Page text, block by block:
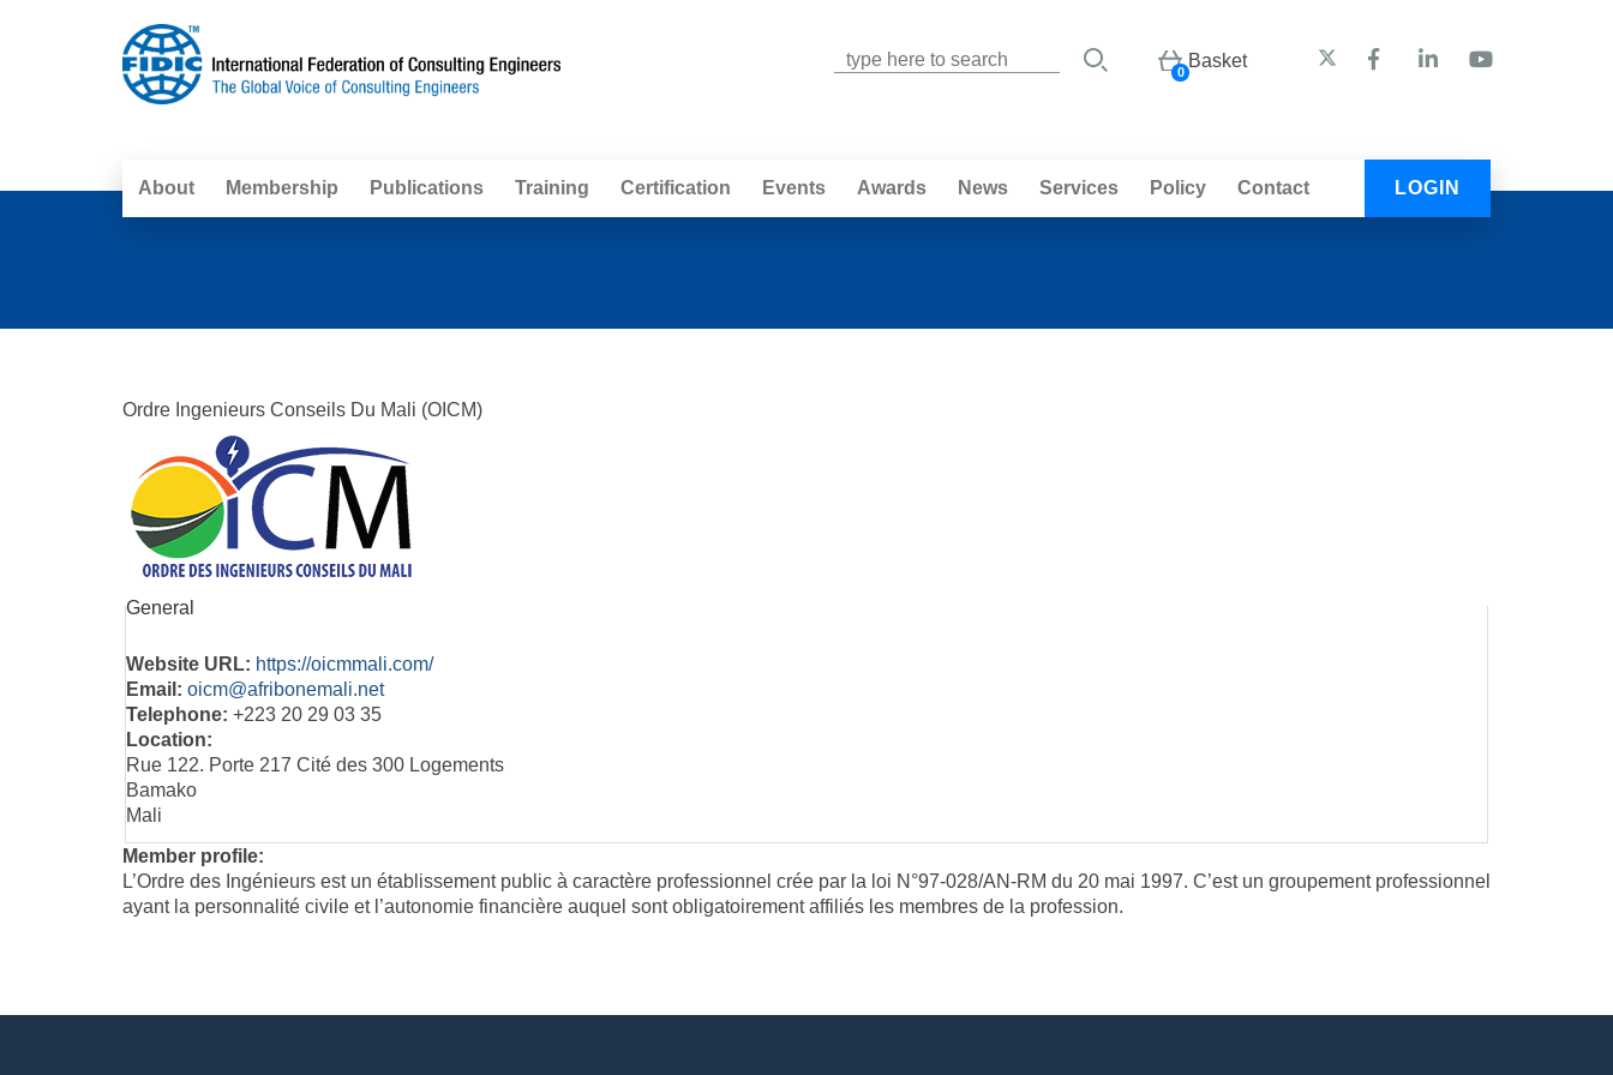
Basket
0
About Membership Publications Training Certification Events Awards News Services Policy Contact LOGIN
Ordre Ingenieurs Conseils Du Mali (OICM)
General
Website URL: https://oicmmali.com/
Email: oicm@afribonemali.net
Telephone: +223 20 29 03 35
Location:
Rue 122. Porte 217 Cité des 300 Logements
Bamako
Mali
Member profile:
L’Ordre des Ingénieurs est un établissement public à caractère professionnel crée par la loi N°97-028/AN-RM du 20 mai 1997. C’est un groupement professionnel
ayant la personnalité civile et l’autonomie financière auquel sont obligatoirement affiliés les membres de la profession.